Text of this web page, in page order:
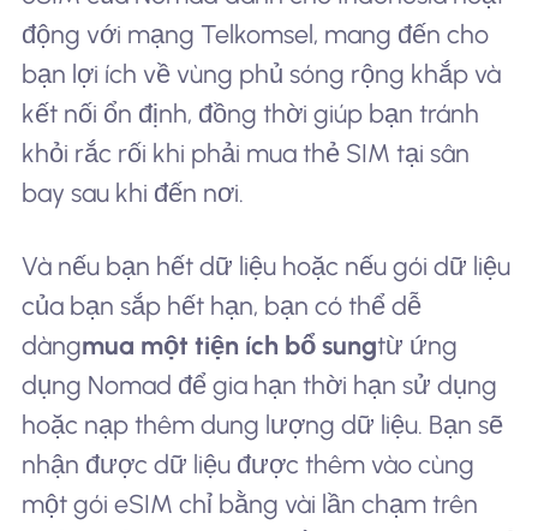
động với mạng Telkomsel, mang đến cho
bạn lợi ích về vùng phủ sóng rộng khắp và
kết nối ổn định, đồng thời giúp bạn tránh
khỏi rắc rối khi phải mua thẻ SIM tại sân
bay sau khi đến nơi.
Và nếu bạn hết dữ liệu hoặc nếu gói dữ liệu
của bạn sắp hết hạn, bạn có thể dễ
dàngmua một tiện ích bổ sungtừ ứng
dụng Nomad để gia hạn thời hạn sử dụng
hoặc nạp thêm dung lượng dữ liệu. Bạn sẽ
nhận được dữ liệu được thêm vào cùng
một gói eSIM chỉ bằng vài lần chạm trên